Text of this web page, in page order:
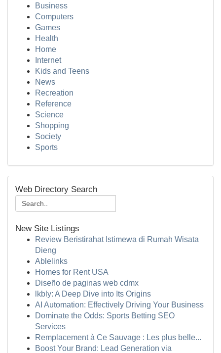
Business
Computers
Games
Health
Home
Internet
Kids and Teens
News
Recreation
Reference
Science
Shopping
Society
Sports
Web Directory Search
New Site Listings
Review Beristirahat Istimewa di Rumah Wisata
Dieng
Ablelinks
Homes for Rent USA
Diseño de paginas web cdmx
lkbly: A Deep Dive into Its Origins
AI Automation: Effectively Driving Your Business
Dominate the Odds: Sports Betting SEO
Services
Remplacement à Ce Sauvage : Les plus belle...
Boost Your Brand: Lead Generation via